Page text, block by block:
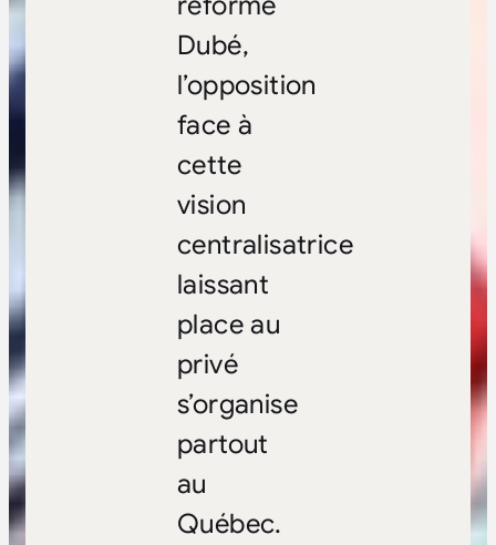
Dubé,
l’opposition
face à
cette
vision
centralisatrice
laissant
place au
privé
s’organise
partout
au
Québec.